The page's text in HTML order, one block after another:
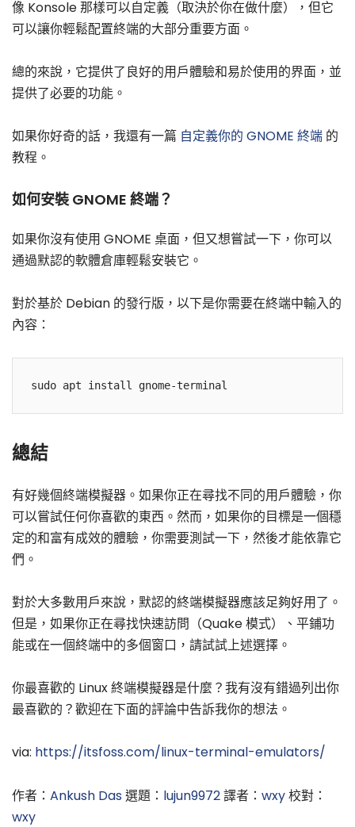
像 Konsole 那樣可以自定義（取決於你在做什麼），但它
可以讓你輕鬆配置終端的大部分重要方面。
總的來說，它提供了良好的用戶體驗和易於使用的界面，並
提供了必要的功能。
如果你好奇的話，我還有一篇 自定義你的 GNOME 終端 的
教程。
如何安裝 GNOME 終端？
如果你沒有使用 GNOME 桌面，但又想嘗試一下，你可以
通過默認的軟體倉庫輕鬆安裝它。
對於基於 Debian 的發行版，以下是你需要在終端中輸入的
內容：
總結
有好幾個終端模擬器。如果你正在尋找不同的用戶體驗，你
可以嘗試任何你喜歡的東西。然而，如果你的目標是一個穩
定的和富有成效的體驗，你需要測試一下，然後才能依靠它
們。
對於大多數用戶來說，默認的終端模擬器應該足夠好用了。
但是，如果你正在尋找快速訪問（Quake 模式）、平鋪功
能或在一個終端中的多個窗口，請試試上述選擇。
你最喜歡的 Linux 終端模擬器是什麼？我有沒有錯過列出你
最喜歡的？歡迎在下面的評論中告訴我你的想法。
via: https://itsfoss.com/linux-terminal-emulators/
作者： Ankush Das 選題： lujun9972譯者： wxy校對：
wxy